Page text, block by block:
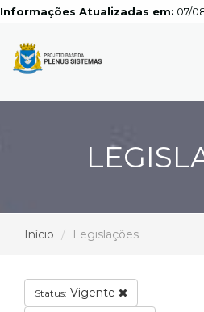
Atualizadas em: 07/
Início Legislações
Status: Vigente